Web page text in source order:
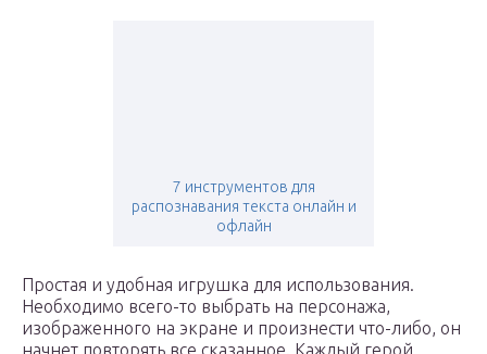
7 инструментов для
распознавания текста онлайн и
офлайн
Простая и удобная игрушка для использования.
Необходимо всего-то выбрать на персонажа,
изображенного на экране и произнести что-либо, он
начнет повторять все сказанное. Каждый герой